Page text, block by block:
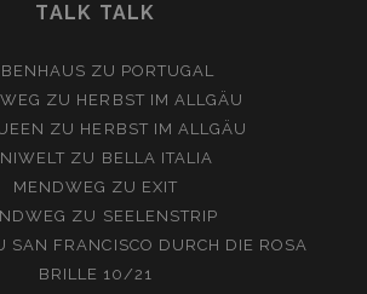
TALK TALK
ZU PORTUGAL
ZU HERBST IM ALLGÄU
ZU HERBST IM ALLGÄU
ZU BELLA ITALIA
MENDWEG ZU EXIT
ZU SEELENSTRIP
SAN FRANCISCO DURCH DIE ROSA
BRILLE 10/21